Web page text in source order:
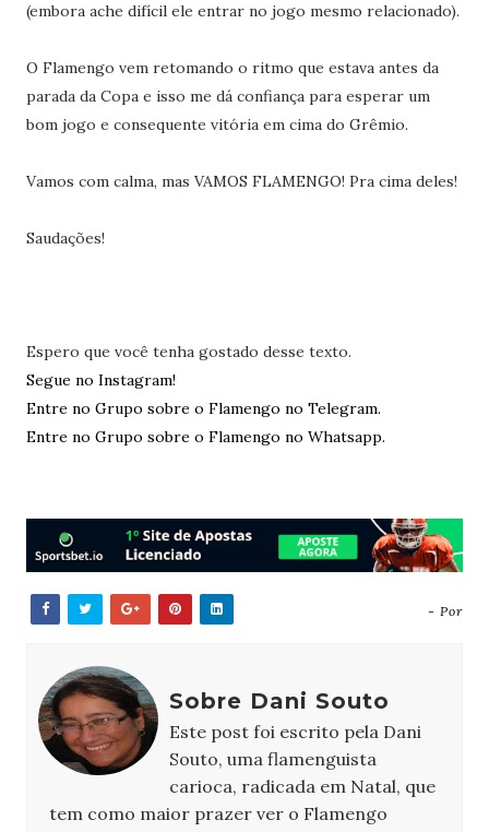
(embora ache difícil ele entrar no jogo mesmo relacionado).
O Flamengo vem retomando o ritmo que estava antes da
parada da Copa e isso me dá confiança para esperar um
bom jogo e consequente vitória em cima do Grêmio.
Vamos com calma, mas VAMOS FLAMENGO! Pra cima deles!
Saudações!
Espero que você tenha gostado desse texto.
Segue no Instagram!
Entre no Grupo sobre o Flamengo no Telegram.
Entre no Grupo sobre o Flamengo no Whatsapp.
- Por
Sobre Dani Souto
Este post foi escrito pela Dani
Souto, uma flamenguista
carioca, radicada em Natal, que
tem como maior prazer ver o Flamengo